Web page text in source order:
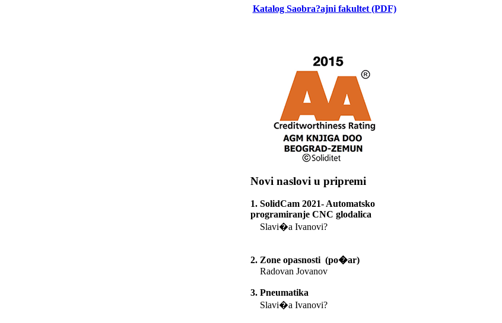
Katalog Saobra?ajni fakultet (PDF)
Novi naslovi u pripremi
1. SolidCam 2021- Automatsko
programiranje CNC glodalica
Slavi�a Ivanovi?
2. Zone opasnosti (po�ar)
Radovan Jovanov
3. Pneumatika
Slavi�a Ivanovi?